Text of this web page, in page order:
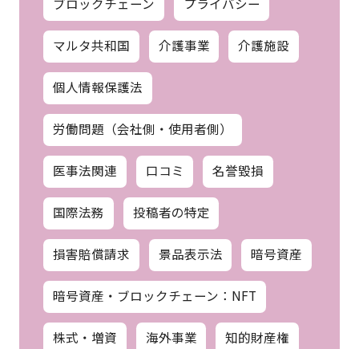
マルタ共和国 介護事業 介護施設
個人情報保護法
労働問題（会社側・使用者側）
医事法関連 口コミ 名誉毀損
国際法務 投稿者の特定
損害賠償請求 景品表示法 暗号資産
暗号資産・ブロックチェーン：NFT
株式・増資 海外事業 知的財産権